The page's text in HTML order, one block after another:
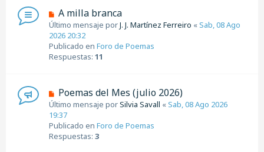
a
j
e
N
u
e
v
o
s
a
j
e
A milla branca
Último mensaje porJ. J. Martínez Ferreiro «Sab, 08 Ago
2026 20:32
Publicado en Foro de Poemas
Respuestas: 11
N
u
e
v
o
Poemas del Mes (julio 2026)
Último mensaje porSilvia Savall «Sab, 08 Ago 2026
19:37
Publicado en Foro de Poemas
Respuestas: 3